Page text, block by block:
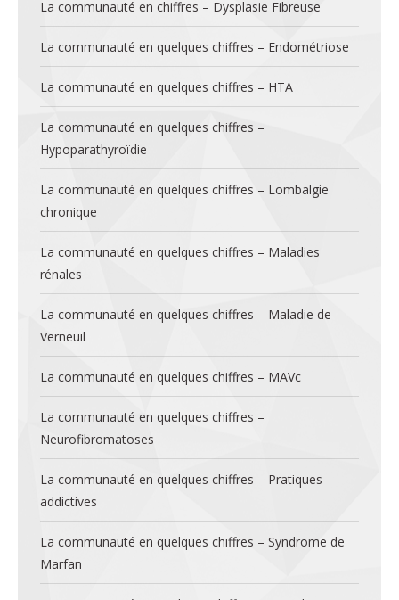
La communauté en chiffres – Dysplasie Fibreuse
La communauté en quelques chiffres – Endométriose
La communauté en quelques chiffres – HTA
La communauté en quelques chiffres –
Hypoparathyroïdie
La communauté en quelques chiffres – Lombalgie
chronique
La communauté en quelques chiffres – Maladies
rénales
La communauté en quelques chiffres – Maladie de
Verneuil
La communauté en quelques chiffres – MAVc
La communauté en quelques chiffres –
Neurofibromatoses
La communauté en quelques chiffres – Pratiques
addictives
La communauté en quelques chiffres – Syndrome de
Marfan